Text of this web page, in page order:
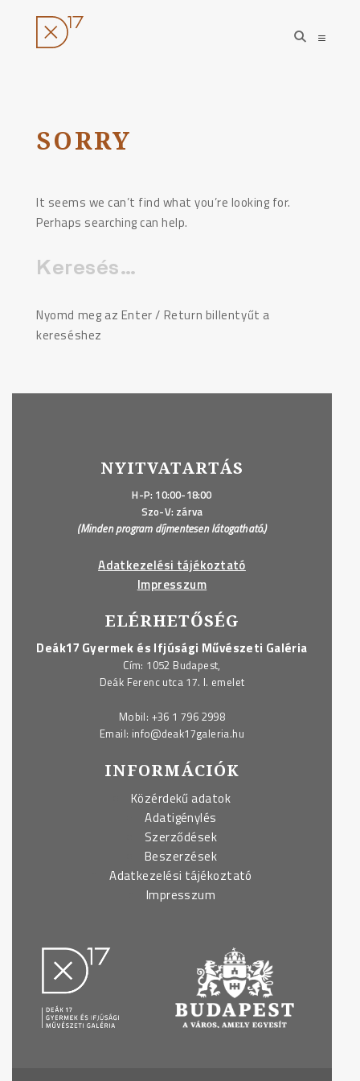
tartalomhoz
open
search
open
SORRY
It seems we can’t find what you’re looking for.
Perhaps searching can help.
Keresés:
Nyomd meg az Enter / Return billentyűt a
kereséshez
NYITVATARTÁS
H-P: 10:00-18:00
Szo-V: zárva
(Minden program díjmentesen látogatható.)
Adatkezelési tájékoztató
Impresszum
ELÉRHETŐSÉG
Deák17 Gyermek és Ifjúsági Művészeti Galéria
Cím: 1052 Budapest,
Deák Ferenc utca 17. I. emelet
Mobil: +36 1 796 2998
Email: info@deak17galeria.hu
INFORMÁCIÓK
Közérdekű adatok
Adatigénylés
Szerződések
Beszerzések
Adatkezelési tájékoztató
Impresszum